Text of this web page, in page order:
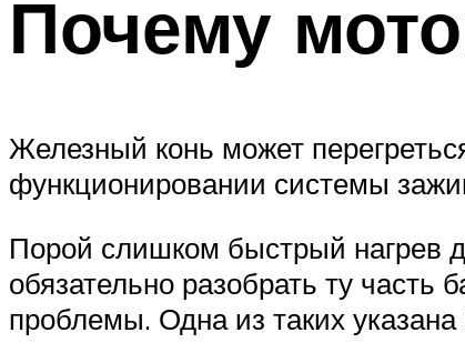
Почему
Железный конь может
функционировании системы
Порой слишком быстрый нагрев
обязательно разобрать ту часть
проблемы. Одна из таких